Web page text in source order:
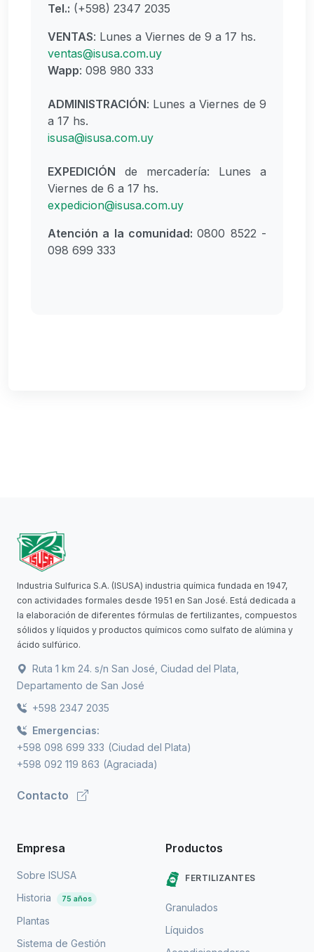
Tel.: (+598) 2347 2035
VENTAS: Lunes a Viernes de 9 a 17 hs.
ventas@isusa.com.uy
Wapp: 098 980 333
ADMINISTRACIÓN: Lunes a Viernes de 9
a 17 hs.
isusa@isusa.com.uy
EXPEDICIÓN de mercadería: Lunes a
Viernes de 6 a 17 hs.
expedicion@isusa.com.uy
Atención a la comunidad:0800 8522 -
098 699 333
Industria Sulfurica S.A. (ISUSA) industria química fundada en 1947,
con actividades formales desde 1951 en San José. Está dedicada a
la elaboración de diferentes fórmulas de fertilizantes, compuestos
sólidos y líquidos y productos químicos como sulfato de alúmina y
ácido sulfúrico.
Ruta 1 km 24. s/n San José, Ciudad del Plata,
Departamento de San José
+598 2347 2035
Emergencias:
+598 098 699 333 (Ciudad del Plata)
+598 092 119 863 (Agraciada)
Contacto
Empresa
Sobre ISUSA
Historia
75 años
Plantas
Sistema de Gestión
Productos
FERTILIZANTES
Granulados
Líquidos